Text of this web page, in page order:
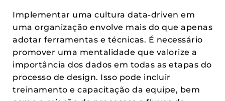
Implementar uma cultura data-driven em
uma organização envolve mais do que apenas
adotar ferramentas e técnicas. É necessário
promover uma mentalidade que valorize a
importância dos dados em todas as etapas do
processo de design. Isso pode incluir
treinamento e capacitação da equipe, bem